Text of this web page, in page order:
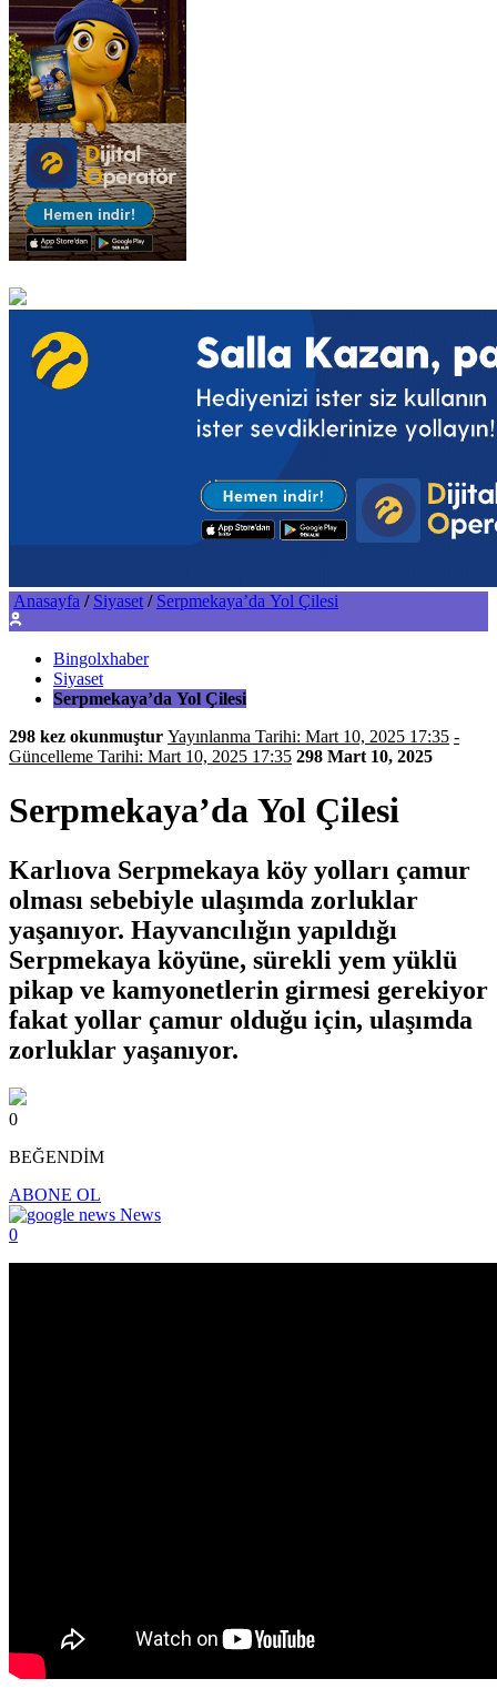
Anasayfa / Siyaset / Serpmekaya’da Yol Çilesi
Bingolxhaber
Siyaset
Serpmekaya’da Yol Çilesi
298 kez okunmuştur
Yayınlanma Tarihi: Mart 10, 2025 17:35 -
Güncelleme Tarihi: Mart 10, 2025 17:35 298 Mart 10, 2025
Serpmekaya’da Yol Çilesi
Karlıova Serpmekaya köy yolları çamur
olması sebebiyle ulaşımda zorluklar
yaşanıyor. Hayvancılığın yapıldığı
Serpmekaya köyüne, sürekli yem yüklü
pikap ve kamyonetlerin girmesi gerekiyor
fakat yollar çamur olduğu için, ulaşımda
zorluklar yaşanıyor.
0
BEĞENDİM
ABONE OL
News
0